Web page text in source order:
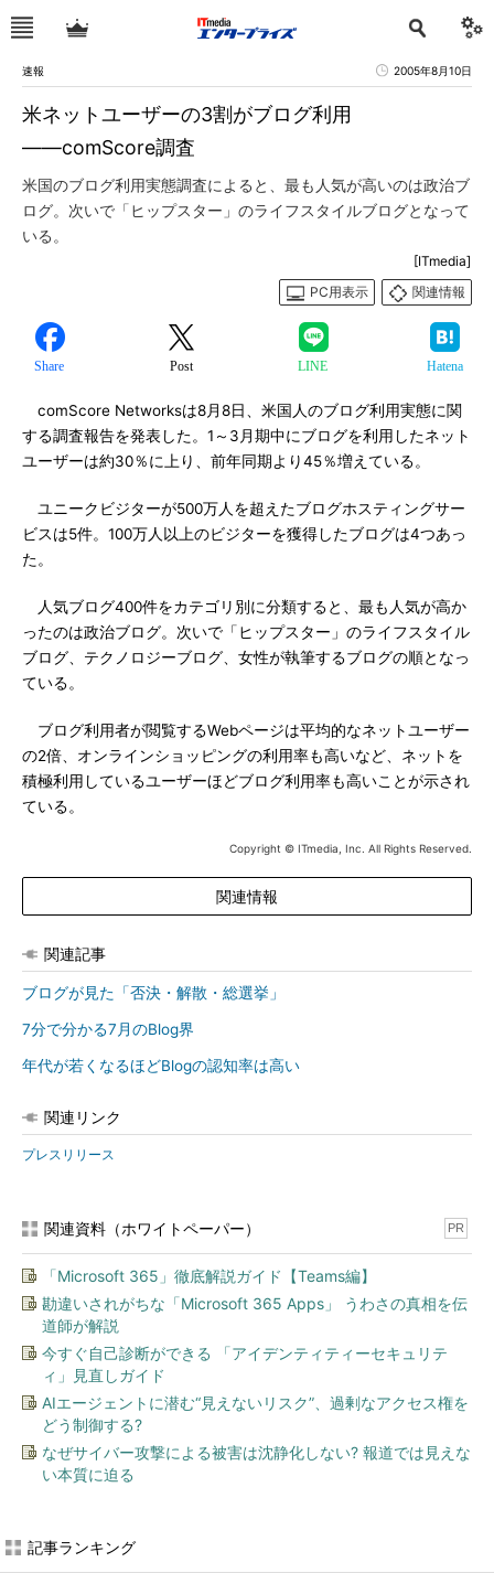
速報 2005年8月10日
米ネットユーザーの3割がブログ利用
――comScore調査
米国のブログ利用実態調査によると、最も人気が高いのは政治ブ
ログ。次いで「ヒップスター」のライフスタイルブログとなって
いる。
[ITmedia]
PC用表示
関連情報
Share Post LINE Hatena
comScore Networksは8月8日、米国人のブログ利用実態に関
する調査報告を発表した。1～3月期中にブログを利用したネット
ユーザーは約30％に上り、前年同期より45％増えている。
ユニークビジターが500万人を超えたブログホスティングサー
ビスは5件。100万人以上のビジターを獲得したブログは4つあっ
た。
人気ブログ400件をカテゴリ別に分類すると、最も人気が高か
ったのは政治ブログ。次いで「ヒップスター」のライフスタイル
ブログ、テクノロジーブログ、女性が執筆するブログの順となっ
ている。
ブログ利用者が閲覧するWebページは平均的なネットユーザー
の2倍、オンラインショッピングの利用率も高いなど、ネットを
積極利用しているユーザーほどブログ利用率も高いことが示され
ている。
Copyright © ITmedia, Inc. All Rights Reserved.
関連情報
関連記事
ブログが見た「否決・解散・総選挙」
7分で分かる7月のBlog界
年代が若くなるほどBlogの認知率は高い
関連リンク
プレスリリース
関連資料（ホワイトペーパー） PR
「Microsoft 365」徹底解説ガイド【Teams編】
勘違いされがちな「Microsoft 365 Apps」 うわさの真相を伝
道師が解説
今すぐ自己診断ができる 「アイデンティティーセキュリテ
ィ」見直しガイド
AIエージェントに潜む“見えないリスク”、過剰なアクセス権を
どう制御する?
なぜサイバー攻撃による被害は沈静化しない? 報道では見えな
い本質に迫る
記事ランキング